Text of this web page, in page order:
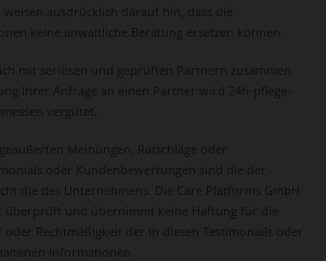
ausdrücklich darauf hin, dass die
keine anwaltliche Beratung ersetzen können.
mit seriösen und geprüften Partnern zusammen.
Ihrer Anfrage an einen Partner wird 24h-pflege-
vergütet.
Meinungen, Ratschläge oder
oder Kundenbewertungen sind die der
die des Unternehmens. Die Care Platforms GmbH
überprüft und übernimmt keine Haftung für die
oder Rechtmäßigkeit der in diesen Testimonials oder
Informationen.